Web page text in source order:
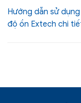
Hướng dẫn sử
độ ồn Extech chi